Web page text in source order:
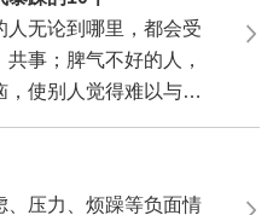
人无论到哪里，都会受
事；脾气不好的人，
，使别人觉得难以与之
、压力、烦躁等负面情